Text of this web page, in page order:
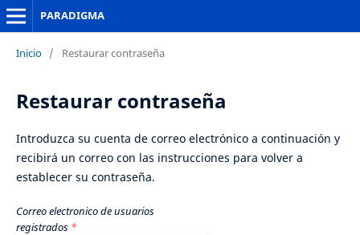
PARADIGMA
Inicio / Restaurar contraseña
Restaurar contraseña
Introduzca su cuenta de correo electrónico a continuación y
recibirá un correo con las instrucciones para volver a
establecer su contraseña.
Correo electronico de usuarios
registrados *